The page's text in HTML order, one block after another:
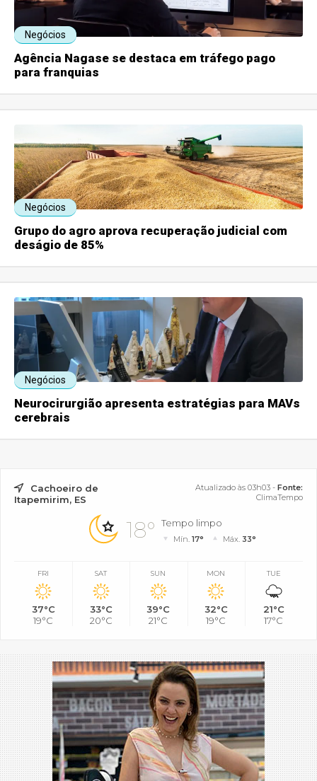
Negócios
Agência Nagase se destaca em tráfego pago
para franquias
Negócios
Grupo do agro aprova recuperação judicial com
deságio de 85%
Negócios
Neurocirurgião apresenta estratégias para MAVs
cerebrais
Cachoeiro de
Itapemirim, ES
Atualizado às 03h03 - Fonte:
ClimaTempo
18° Tempo limpo
Mín.17° Máx. 33°
FRI
37°C
19°C
SAT
33°C
20°C
SUN
39°C
21°C
MON
32°C
19°C
TUE
21°C
17°C